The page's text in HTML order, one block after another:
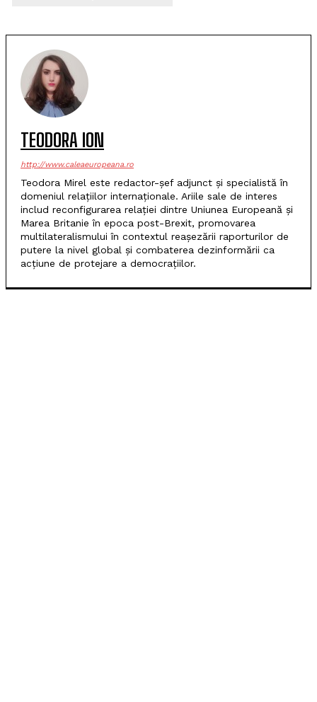
TEODORA ION
http://www.caleaeuropeana.ro
Teodora Mirel este redactor-șef adjunct și specialistă în
domeniul relațiilor internaționale. Ariile sale de interes
includ reconfigurarea relației dintre Uniunea Europeană și
Marea Britanie în epoca post-Brexit, promovarea
multilateralismului în contextul reașezării raporturilor de
putere la nivel global și combaterea dezinformării ca
acțiune de protejare a democrațiilor.